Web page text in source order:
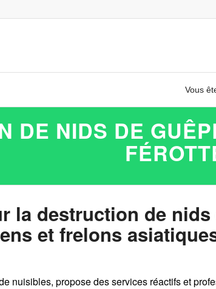
Vous
DE NIDS DE
la destruction de nids
et frelons
nuisibles, propose des services réactifs et